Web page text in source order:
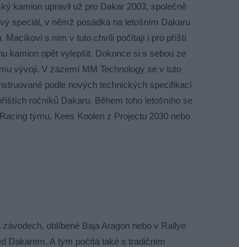
kamion upravil už pro Dakar 2003, společně
speciál, v němž posádka na letošním Dakaru
Macíkovi s ním v tuto chvíli počítají i pro příští
kamion opět vylepšit. Dokonce si s sebou ze
vývoji. V zázemí MM Technology se v tuto
podle nových technických specifikací
ročníků Dakaru. Během toho letošního se
týmu, Kees Koolen z Projectu 2030 nebo
oblíbené Baja Aragon nebo v Rallye
Dakarem. A tým počítá také s tradičním